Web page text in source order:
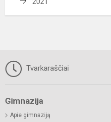
Tvarkaraščiai
Gimnazija
Apie gimnaziją